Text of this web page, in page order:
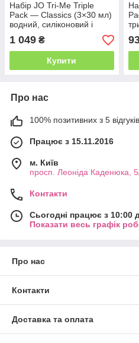
Набір JO Tri-Me Triple
Pack — Classics (3×30 мл)
водний, силіконовий і
смаковий мастила
1 049 ₴
Купити
Про нас
100% позитивних з 5
Працює з 15.11.2016
м. Київ
просп. Леоніда Каденюка,
Контакти
Сьогодні працює з 10:00
Показати весь графік
Про нас
Контакти
Доставка та оплата